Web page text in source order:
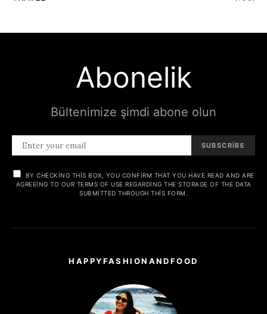
Abonelik
Bültenimize şimdi abone olun
SUBSCRIBE
BY CHECKING THIS BOX, YOU CONFIRM THAT YOU HAVE READ AND ARE
AGREEING TO OUR TERMS OF USE REGARDING THE STORAGE OF THE DATA
SUBMITTED THROUGH THIS FORM.
HAPPYFASHIONANDFOOD